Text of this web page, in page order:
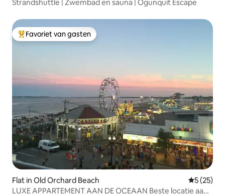
Strandshuttle | Zwembad en sauna | Ogunquit Escape
Topfavoriet van gasten
Favoriet van gasten
Flat in Old Orchard Beach
5 (25)
LUXE APPARTEMENT AAN DE OCEAAN Beste locatie aan